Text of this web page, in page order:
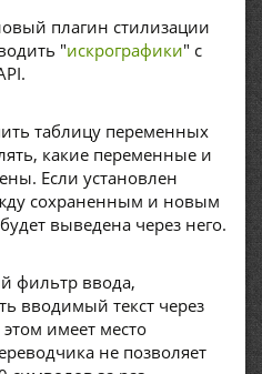
плагин стилизации
"искрографики" с
таблицу переменных
какие переменные и
Если установлен
сохраненным и новым
выведена через него.
фильтр ввода,
вводимый текст через
имеет место
не позволяет